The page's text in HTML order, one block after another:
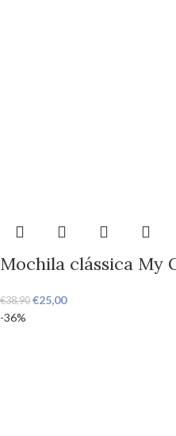
Mochila clássica My
€38,90 €25,00
-36%